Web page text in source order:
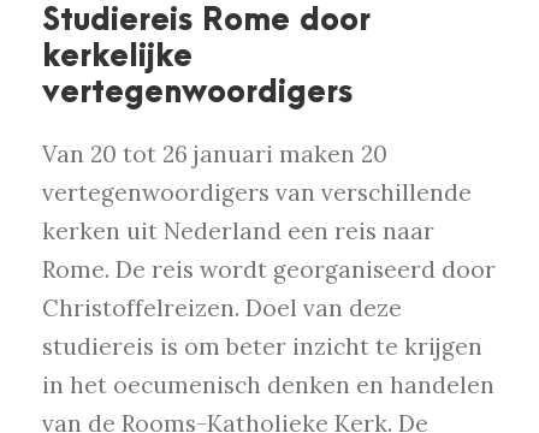
Studiereis Rome door
kerkelijke
vertegenwoordigers
Van 20 tot 26 januari maken 20
vertegenwoordigers van verschillende
kerken uit Nederland een reis naar
Rome. De reis wordt georganiseerd door
Christoffelreizen. Doel van deze
studiereis is om beter inzicht te krijgen
in het oecumenisch denken en handelen
van de Rooms-Katholieke Kerk. De